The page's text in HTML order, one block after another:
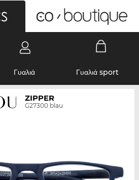
Γυαλιά Γυαλιά sport
ZIPPER
G27300 blau